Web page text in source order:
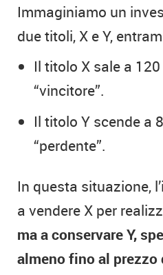
Immaginiamo un
due titoli, X e Y,
Il titolo X sale a
“vincitore”.
Il titolo Y scende a
“perdente”.
In questa situazione,
a vendere X per
ma a conservare Y,
almeno fino al prezzo